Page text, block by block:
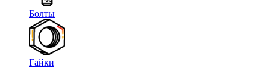
Болты
Гайки